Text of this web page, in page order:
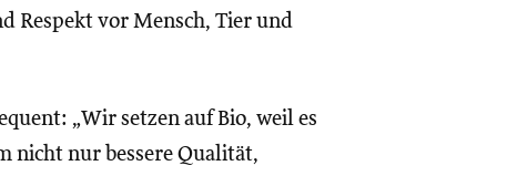
Respekt vor Mensch, Tier und
„Wir setzen auf Bio, weil es
nicht nur bessere Qualität,